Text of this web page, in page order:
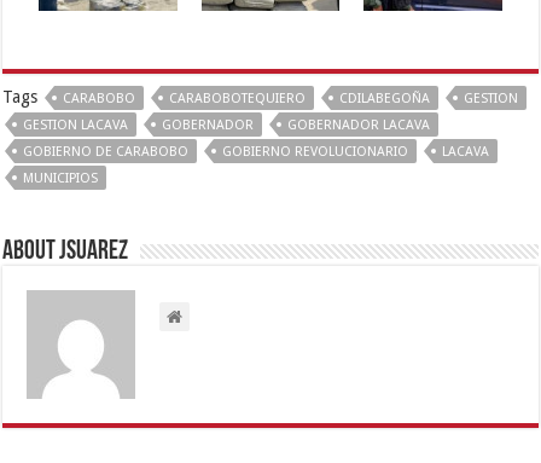
Tags CARABOBO CARABOBOTEQUIERO CDILABEGOÑA
GESTION
GESTION LACAVA
GOBERNADOR
GOBERNADOR LACAVA
GOBIERNO DE CARABOBO
GOBIERNO REVOLUCIONARIO
LACAVA
MUNICIPIOS
About Jsuarez